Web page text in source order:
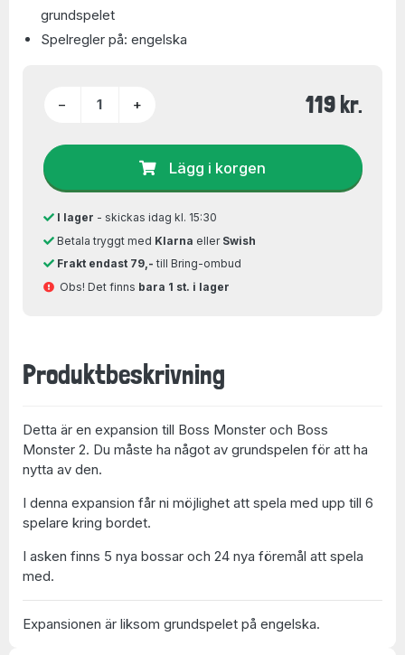
grundspelet
Spelregler på: engelska
− + 119 kr.
Lägg i korgen
I lager - skickas idag kl. 15:30
Betala tryggt med Klarna eller Swish
Frakt endast 79,- till Bring-ombud
Obs! Det finns bara 1 st. i lager
Produktbeskrivning
Detta är en expansion till Boss Monster och Boss
Monster 2. Du måste ha något av grundspelen för att ha
nytta av den.
I denna expansion får ni möjlighet att spela med upp till 6
spelare kring bordet.
I asken finns 5 nya bossar och 24 nya föremål att spela
med.
Expansionen är liksom grundspelet på engelska.